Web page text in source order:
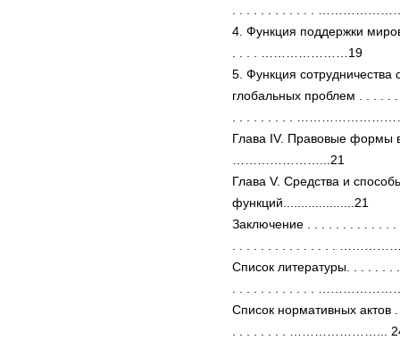
4. Функция поддержки
. . . . …………………19
5. Функция сотрудничества
глобальных проблем . . . . .
Глава IV. Правовые формы
…………………...21
Глава V. Средства и
функций....................21
Заключение . . . . . . . . . . . .
Список литературы. . . . . .
Список нормативных актов
. . . . . . . . …………………...